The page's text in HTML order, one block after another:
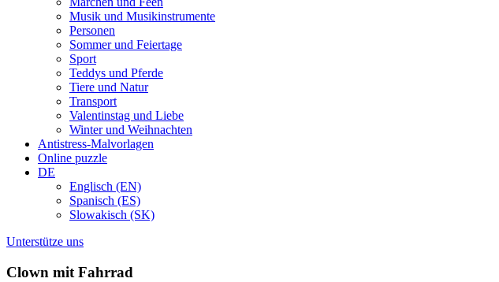
Musik und Musikinstrumente
Personen
Sommer und Feiertage
Sport
Teddys und Pferde
Tiere und Natur
Transport
Valentinstag und Liebe
Winter und Weihnachten
Antistress-Malvorlagen
Online puzzle
DE
Englisch (EN)
Spanisch (ES)
Slowakisch (SK)
Unterstütze uns
Clown mit Fahrrad